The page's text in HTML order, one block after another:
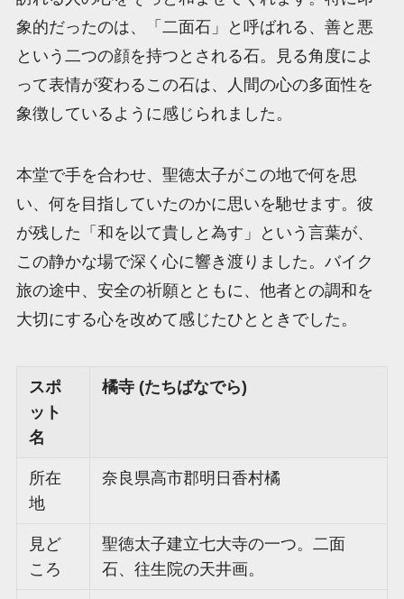
象的だったのは、「二面石」と呼ばれる、善と悪
という二つの顔を持つとされる石。見る角度によ
って表情が変わるこの石は、人間の心の多面性を
象徴しているように感じられました。
本堂で手を合わせ、聖徳太子がこの地で何を思
い、何を目指していたのかに思いを馳せます。彼
が残した「和を以て貴しと為す」という言葉が、
この静かな場で深く心に響き渡りました。バイク
旅の途中、安全の祈願とともに、他者との調和を
大切にする心を改めて感じたひとときでした。
スポ
ット
名
橘寺 (たちばなでら)
所在
地
奈良県高市郡明日香村橘
見ど
ころ
聖徳太子建立七大寺の一つ。二面
石、往生院の天井画。